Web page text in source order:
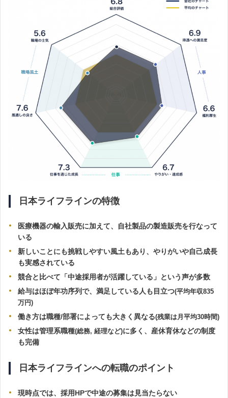
日本ライフラインの特徴
医療機器の輸入販売に加えて、自社製品の製造販売を行なって
いる
新しいことにも挑戦しやすい風土もあり、やりがいや自己成長
も実感されている
競合と比べて「中途採用者が活躍している」という声が多数
給与はほぼ年功序列で、満足している人も目立つ(平均年収835
万円)
働き方は職種/部署によっても大きく異なる(残業は月平均30時間)
女性は管理系職種(総務, 経理など)に多く、 産休育休などの制度
も完備
日本ライフラインへの転職のポイント
現時点では、採用HPで中途の募集は見当たらない